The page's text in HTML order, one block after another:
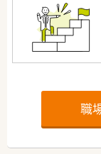
職